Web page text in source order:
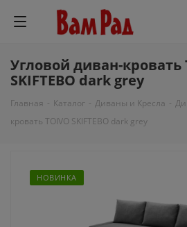
Угловой диван-кровать
SKIFTEBO dark grey
Главная - Каталог - Диваны и Кресла -
кровать TOIVO SKIFTEBO dark grey
НОВИНКА